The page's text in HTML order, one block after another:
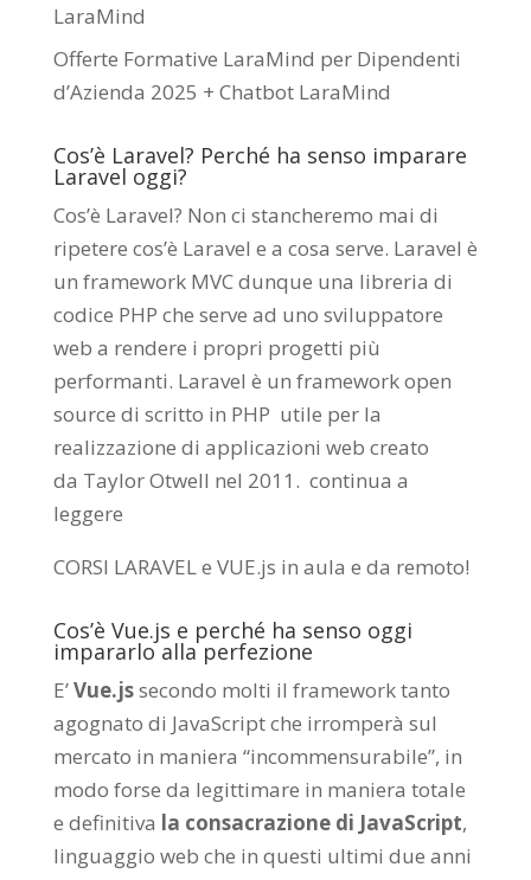
LaraMind
Offerte Formative LaraMind per Dipendenti
d’Azienda 2025 + Chatbot LaraMind
Cos’è Laravel? Perché ha senso imparare
Laravel oggi?
Cos’è Laravel? Non ci stancheremo mai di
ripetere cos’è Laravel e a cosa serve. Laravel è
un framework MVC dunque una libreria di
codice PHP che serve ad uno sviluppatore
web a rendere i propri progetti più
performanti. Laravel è un framework open
source di scritto in PHP utile per la
realizzazione di applicazioni web creato
da Taylor Otwell nel 2011. continua a
leggere
CORSI LARAVEL e VUE.js in aula e da remoto!
Cos’è Vue.js e perché ha senso oggi
impararlo alla perfezione
E’Vue.jssecondo molti il framework tanto
agognato di JavaScript che irromperà sul
mercato in maniera “incommensurabile”, in
modo forse da legittimare in maniera totale
e definitiva la consacrazione di JavaScript,
linguaggio web che in questi ultimi due anni